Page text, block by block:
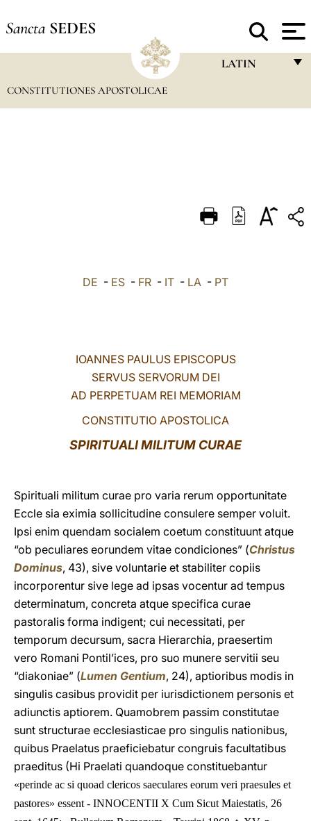
Sancta SEDES
LATIN
DEUTSCH
العربيّة
CONSTITUTIONES APOSTOLICAE
DE - ES - FR - IT - LA - PT
IOANNES PAULUS EPISCOPUS
SERVUS SERVORUM DEI
AD PERPETUAM REI MEMORIAM
CONSTITUTIO APOSTOLICA
SPIRITUALI MILITUM CURAE
Spirituali militum curae pro varia rerum opportunitate
Eccle sia eximia sollicitudine consulere semper voluit.
Ipsi enim quendam socialem coetum constituunt atque
“ob peculiares eorundem vitae condiciones” (Christus
Dominus, 43), sive voluntarie et stabiliter copiis
incorporentur sive lege ad ipsas vocentur ad tempus
determinatum, concreta atque specifica curae
pastoralis forma indigent; cui necessitati, per
temporum decursum, sacra Hierarchia, praesertim
vero Romani Pontil’ices, pro suo munere servitii seu
“diakoniae” (Lumen Gentium, 24), aptioribus modis in
singulis casibus providit per iurisdictionem personis et
adiunctis aptiorem. Quamobrem passim constitutae
sunt structurae ecclesiasticae pro singulis nationibus,
quibus Praelatus praeficiebatur congruis facultatibus
praeditus (Hi Praelati quandoque constituebantur
«perinde ac si quoad clericos saeculares eorum veri praesules et
pastores» essent - INNOCENTII X Cum Sicut Maiestatis, 26